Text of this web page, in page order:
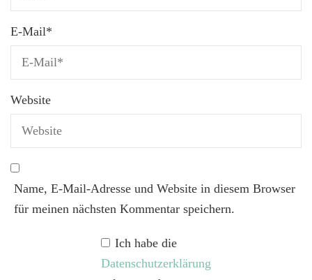
E-Mail*
Website
Name, E-Mail-Adresse und Website in diesem Browser
für meinen nächsten Kommentar speichern.
Ich habe die
Datenschutzerklärung